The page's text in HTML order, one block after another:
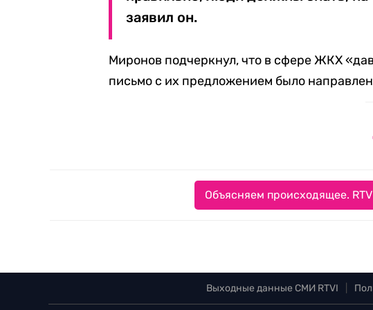
заявил он.
Миронов подчеркнул, что в сфере ЖКХ
письмо с их предложением было
Объясняем происходящее.
Выходные данные СМИ RTVI